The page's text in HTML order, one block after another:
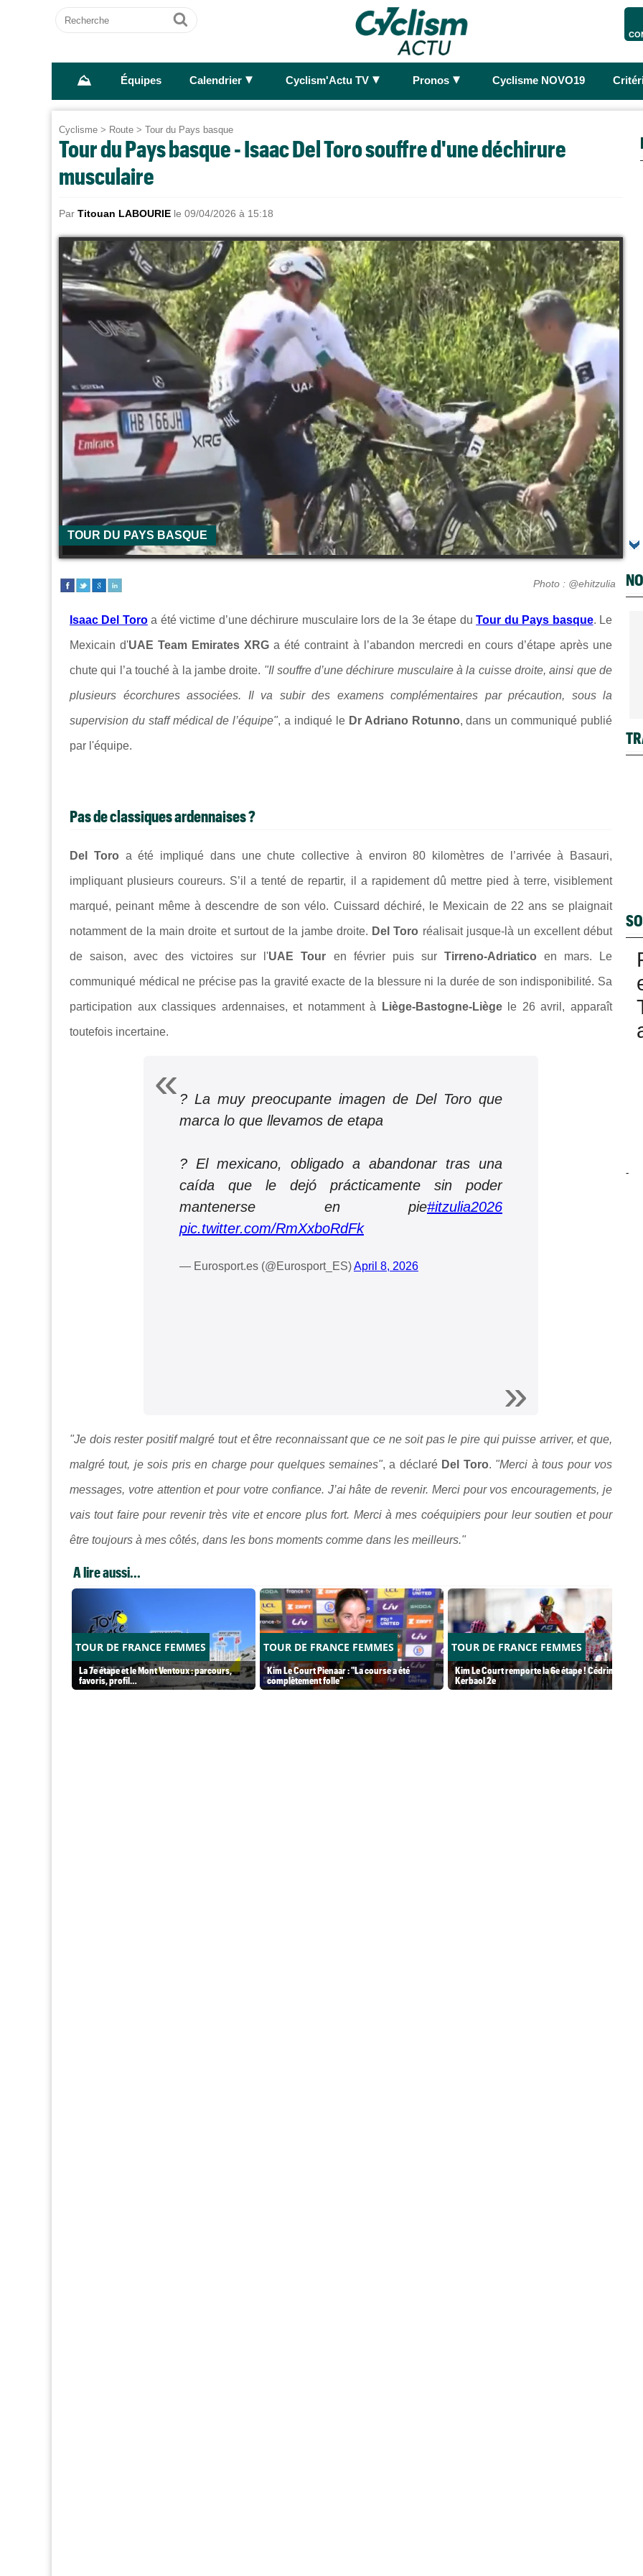
Recherche
Ok
⛰ Équipes Calendrier ► Cyclism'Actu TV ► Pronos ► Cyclisme NOVO19
Cyclisme > Route > Tour du Pays basque
Tour du Pays basque - Isaac Del Toro souffre d'une déchirure
musculaire
Par Titouan LABOURIE le 09/04/2026 à 15:18
TOUR DU PAYS BASQUE
Photo : @ehitzulia
Isaac Del Toroa été victime d’une déchirure musculaire lors de la 3e étape duTour du Pays basque. Le
Mexicain d'UAE Team Emirates XRG a été contraint à l’abandon mercredi en cours d’étape après une
chute qui l’a touché à la jambe droite. "Il souffre d’une déchirure musculaire à la cuisse droite, ainsi que de
plusieurs écorchures associées. Il va subir des examens complémentaires par précaution, sous la
supervision du staff médical de l’équipe", a indiqué le Dr Adriano Rotunno, dans un communiqué publié
par l'équipe.
Pas de classiques ardennaises ?
Del Toro a été impliqué dans une chute collective à environ 80 kilomètres de l’arrivée à Basauri,
impliquant plusieurs coureurs. S’il a tenté de repartir, il a rapidement dû mettre pied à terre, visiblement
marqué, peinant même à descendre de son vélo. Cuissard déchiré, le Mexicain de 22 ans se plaignait
notamment de la main droite et surtout de la jambe droite. Del Toro réalisait jusque-là un excellent début
de saison, avec des victoires sur l'UAE Tour en février puis sur Tirreno-Adriatico en mars. Le
communiqué médical ne précise pas la gravité exacte de la blessure ni la durée de son indisponibilité. Sa
participation aux classiques ardennaises, et notamment à Liège-Bastogne-Liègele 26 avril, apparaît
toutefois incertaine.
? La muy preocupante imagen de Del Toro que
marca lo que llevamos de etapa
? El mexicano, obligado a abandonar tras una
caída que le dejó prácticamente sin poder
mantenerse en pie#itzulia2026
pic.twitter.com/RmXxboRdFk
— Eurosport.es (@Eurosport_ES)April 8, 2026
"Je dois rester positif malgré tout et être reconnaissant que ce ne soit pas le pire qui puisse arriver, et que,
malgré tout, je sois pris en charge pour quelques semaines", a déclaréDel Toro. "Merci à tous pour vos
messages, votre attention et pour votre confiance. J’ai hâte de revenir. Merci pour vos encouragements, je
vais tout faire pour revenir très vite et encore plus fort. Merci à mes coéquipiers pour leur soutien et pour
être toujours à mes côtés, dans les bons moments comme dans les meilleurs."
A lire aussi...
TOUR DE FRANCE FEMMES
La 7e étape et le Mont Ventoux : parcours,
favoris, profil…
TOUR DE FRANCE FEMMES
Kim Le Court Pienaar : "La course a été
complètement folle"
TOUR DE FRANCE FEMMES
Kim Le Court remporte la 6e étape ! Cédrine
Kerbaol 2e
-